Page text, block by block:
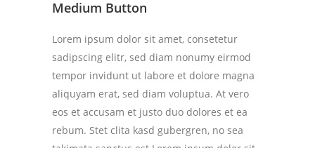
Medium Button
Lorem ipsum dolor sit amet, consetetur
sadipscing elitr, sed diam nonumy eirmod
tempor invidunt ut labore et dolore magna
aliquyam erat, sed diam voluptua. At vero
eos et accusam et justo duo dolores et ea
rebum. Stet clita kasd gubergren, no sea